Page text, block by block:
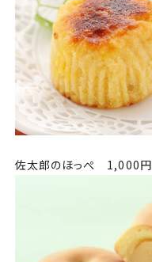
佐太郎のほっぺ 1,000円